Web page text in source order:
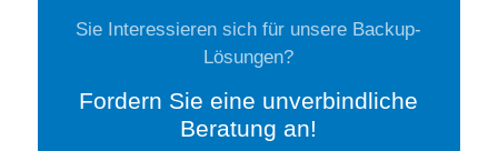
Sie Interessieren sich für unsere Backup-
Lösungen?
Fordern Sie eine unverbindliche
Beratung an!